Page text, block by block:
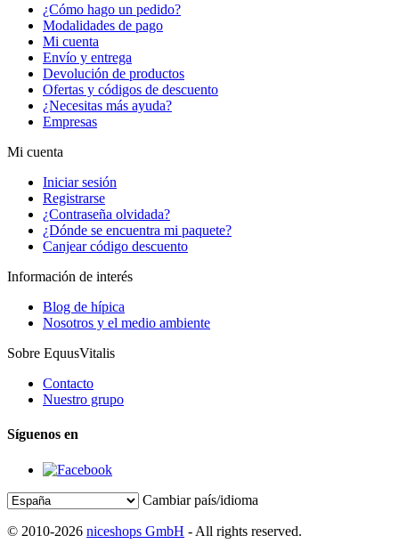
¿Cómo hago un pedido?
Modalidades de pago
Mi cuenta
Envío y entrega
Devolución de productos
Ofertas y códigos de descuento
¿Necesitas más ayuda?
Empresas
Mi cuenta
Iniciar sesión
Registrarse
¿Contraseña olvidada?
¿Dónde se encuentra mi paquete?
Canjear código descuento
Información de interés
Blog de hípica
Nosotros y el medio ambiente
Sobre EquusVitalis
Contacto
Nuestro grupo
Síguenos en
Cambiar país/idioma
© 2010-2026 niceshops GmbH - All rights reserved.